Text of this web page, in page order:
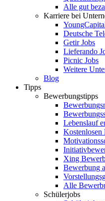
Alle gut
Karriere bei
Deutsche
Getir Jobs
Lieferando
Picnic Jobs
Weitere
Blog
Tipps
Bewerbungstipps
Lebenslauf
Kostenlosen
Xing
Bewerbung
Alle
Schülerjobs